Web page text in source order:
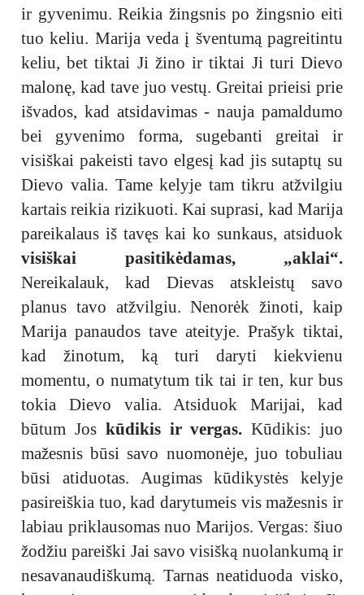
ir gyvenimu. Reikia žingsnis po žingsnio eiti
tuo keliu. Marija veda į šventumą pagreitintu
keliu, bet tiktai Ji žino ir tiktai Ji turi Dievo
malonę, kad tave juo vestų. Greitai prieisi prie
išvados, kad atsidavimas - nauja pamaldumo
bei gyvenimo forma, sugebanti greitai ir
visiškai pakeisti tavo elgesį kad jis sutaptų su
Dievo valia. Tame kelyje tam tikru atžvilgiu
kartais reikia rizikuoti. Kai suprasi, kad Marija
pareikalaus iš tavęs kai ko sunkaus, atsiduok
visiškai pasitikėdamas, „aklai“.
Nereikalauk, kad Dievas atskleistų savo
planus tavo atžvilgiu. Nenorėk žinoti, kaip
Marija panaudos tave ateityje. Prašyk tiktai,
kad žinotum, ką turi daryti kiekvienu
momentu, o numatytum tik tai ir ten, kur bus
tokia Dievo valia. Atsiduok Marijai, kad
būtum Jos kūdikis ir vergas. Kūdikis: juo
mažesnis būsi savo nuomonėje, juo tobuliau
būsi atiduotas. Augimas kūdikystės kelyje
pasireiškia tuo, kad darytumeis vis mažesnis ir
labiau priklausomas nuo Marijos. Vergas: šiuo
žodžiu pareiški Jai savo visišką nuolankumą ir
nesavanaudiškumą. Tarnas neatiduoda visko,